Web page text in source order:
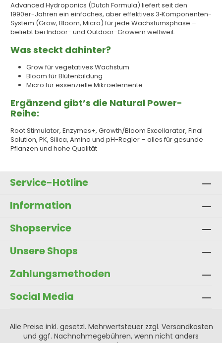
Advanced Hydroponics (Dutch Formula) liefert seit den
1990er-Jahren ein einfaches, aber effektives 3‑Komponenten-
System (Grow, Bloom, Micro) für jede Wachstumsphase –
beliebt bei Indoor- und Outdoor-Growern weltweit.
Was steckt dahinter?
Grow für vegetatives Wachstum
Bloom für Blütenbildung
Micro für essenzielle Mikroelemente
Ergänzend gibt’s die Natural Power-
Reihe:
Root Stimulator, Enzymes+, Growth/Bloom Excellarator, Final
Solution, PK, Silica, Amino und pH-Regler – alles für gesunde
Pflanzen und hohe Qualität
Service-Hotline
Information
Shopservice
Unsere Shops
Zahlungsmethoden
Social Media
Alle Preise inkl. gesetzl. Mehrwertsteuer zzgl. Versandkosten
und ggf. Nachnahmegebühren, wenn nicht anders